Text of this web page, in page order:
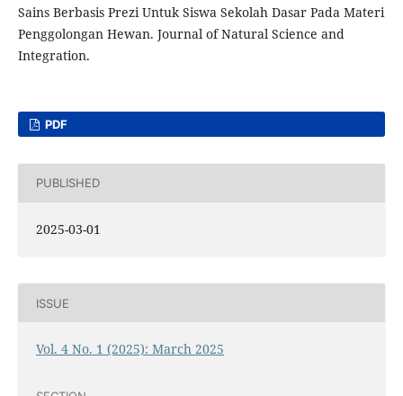
Sains Berbasis Prezi Untuk Siswa Sekolah Dasar Pada Materi
Penggolongan Hewan. Journal of Natural Science and
Integration.
PDF
PUBLISHED
2025-03-01
ISSUE
Vol. 4 No. 1 (2025): March 2025